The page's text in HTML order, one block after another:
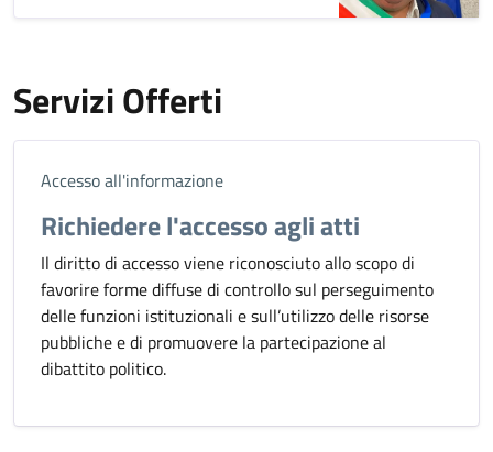
Servizi Offerti
Accesso all'informazione
Richiedere l'accesso agli atti
Il diritto di accesso viene riconosciuto allo scopo di
favorire forme diffuse di controllo sul perseguimento
delle funzioni istituzionali e sull’utilizzo delle risorse
pubbliche e di promuovere la partecipazione al
dibattito politico.